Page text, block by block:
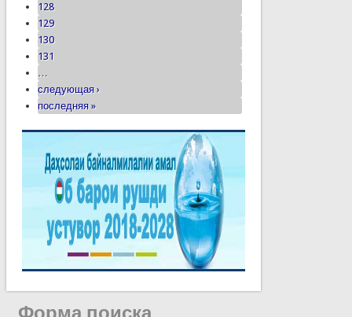
128
129
130
131
…
следующая ›
последняя »